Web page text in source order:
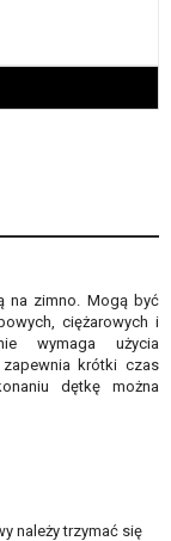
na zimno. Mogą być
ciężarowych i
wymaga użycia
krótki czas
dętkę można
należy trzymać się